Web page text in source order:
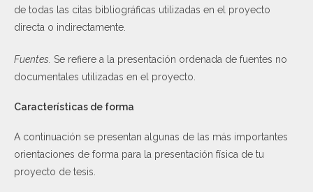
de todas las citas bibliográficas utilizadas en el proyecto
directa o indirectamente.
Fuentes. Se refiere a la presentación ordenada de fuentes no
documentales utilizadas en el proyecto.
Características de forma
A continuación se presentan algunas de las más importantes
orientaciones de forma para la presentación física de tu
proyecto de tesis.